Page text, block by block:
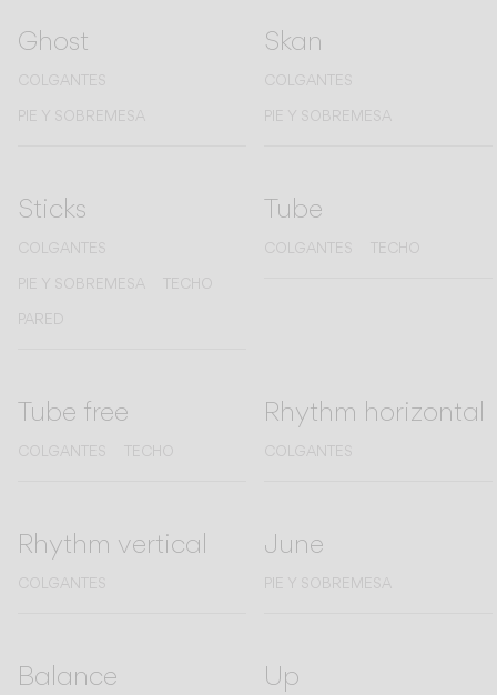
Ghost
COLGANTES
PIE Y SOBREMESA
Skan
COLGANTES
PIE Y SOBREMESA
Sticks
COLGANTES
PIE Y SOBREMESA
TECHO
PARED
Tube
COLGANTES TECHO
Tube free
COLGANTES TECHO
Rhythm horizontal
COLGANTES
Rhythm vertical
COLGANTES
June
PIE Y SOBREMESA
Balance Up